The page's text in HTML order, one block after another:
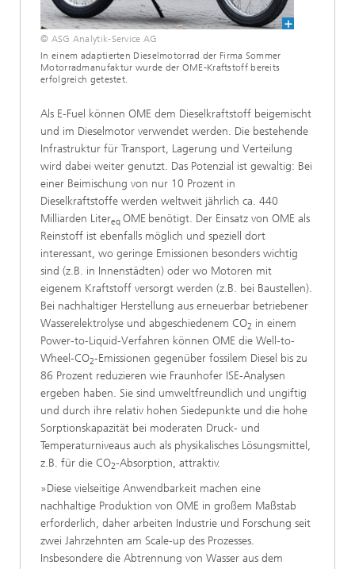
© ASG Analytik-Service AG
In einem adaptierten Dieselmotorrad der Firma Sommer
Motorradmanufaktur wurde der OME-Kraftstoff bereits
erfolgreich getestet.
Als E-Fuel können OME dem Dieselkraftstoff beigemischt
und im Dieselmotor verwendet werden. Die bestehende
Infrastruktur für Transport, Lagerung und Verteilung
wird dabei weiter genutzt. Das Potenzial ist gewaltig: Bei
einer Beimischung von nur 10 Prozent in
Dieselkraftstoffe werden weltweit jährlich ca. 440
Milliarden Litereq OME benötigt. Der Einsatz von OME als
Reinstoff ist ebenfalls möglich und speziell dort
interessant, wo geringe Emissionen besonders wichtig
sind (z.B. in Innenstädten) oder wo Motoren mit
eigenem Kraftstoff versorgt werden (z.B. bei Baustellen).
Bei nachhaltiger Herstellung aus erneuerbar betriebener
Wasserelektrolyse und abgeschiedenem CO2 in einem
Power-to-Liquid-Verfahren können OME die Well-to-
Wheel-CO2-Emissionen gegenüber fossilem Diesel bis zu
86 Prozent reduzieren wie Fraunhofer ISE-Analysen
ergeben haben. Sie sind umweltfreundlich und ungiftig
und durch ihre relativ hohen Siedepunkte und die hohe
Sorptionskapazität bei moderaten Druck- und
Temperaturniveaus auch als physikalisches Lösungsmittel,
z.B. für die CO2-Absorption, attraktiv.
»Diese vielseitige Anwendbarkeit machen eine
nachhaltige Produktion von OME in großem Maßstab
erforderlich, daher arbeiten Industrie und Forschung seit
zwei Jahrzehnten am Scale-up des Prozesses.
Insbesondere die Abtrennung von Wasser aus dem